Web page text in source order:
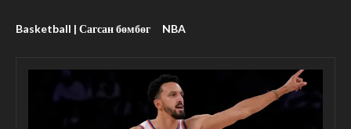
Basketball | Сагсан бөмбөг NBA